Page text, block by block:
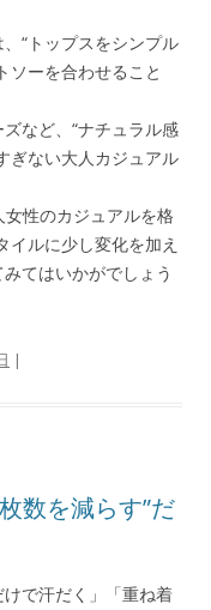
“トップスをシンプル
ソーを合わせること
など、“ナチュラル感
ぎない大人カジュアル
女性のカジュアルを格
イルに少し変化を加え
てはいかがでしょう
|
数を減らす”だ
で汗だく」「重ね着